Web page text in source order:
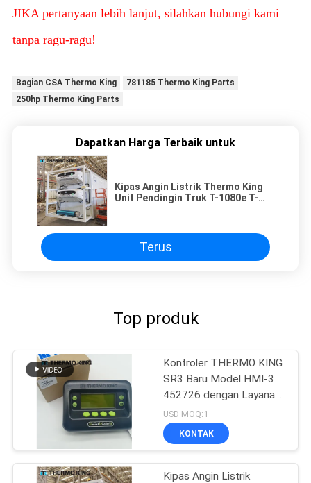
JIKA pertanyaan lebih lanjut, silahkan hubungi kami
tanpa ragu-ragu!
Bagian CSA Thermo King
781185 Thermo King Parts
250hp Thermo King Parts
Dapatkan Harga Terbaik untuk
Kipas Angin Listrik Thermo King
Unit Pendingin Truk T-1080e T-
Terus
Top produk
Kontroler THERMO KING
SR3 Baru Model HMI-3
452726 dengan Layanan
Perbaikan untuk SR2 SR3
SR4
USD MOQ:1
KONTAK
Kipas Angin Listrik